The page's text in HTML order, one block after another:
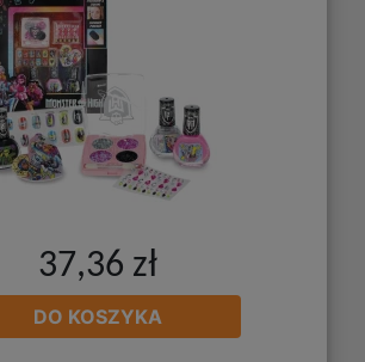
37,36 zł
DO KOSZYKA